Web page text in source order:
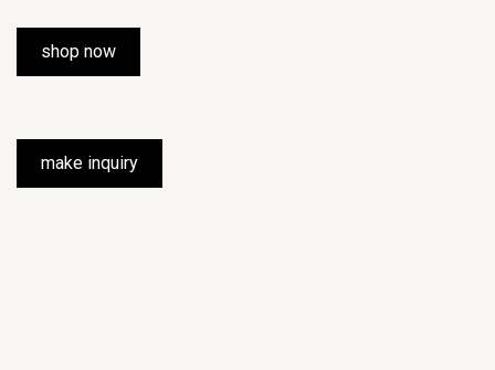
shop now
make inquiry